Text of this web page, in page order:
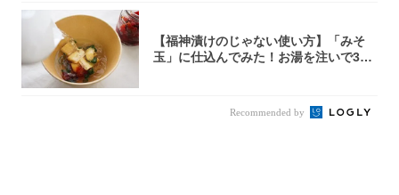
【福神漬けのじゃない使い方】「みそ
玉」に仕込んでみた！お湯を注いで30
Recommended by